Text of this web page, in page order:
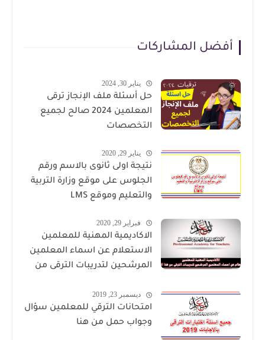
أفضل المشاركات
يناير 30, 2024
حل أسئلة ملف الإنجاز ترقى
المعلمين 2024 صالح لجميع
التخصصات
يناير 29, 2020
نتيجة اولى ثانوى بالاسم ورقم
الجلوس على موقع وزارة التربية
والتعليم وموقع LMS
فبراير 29, 2020
الاكاديمية المهنية للمعلمين
الاستعلام عن اسماء المعلمين
المرشحين لتدريبات الترقى من
ديسمبر 23, 2019
امتحانات الترقي للمعلمين سؤال
وجواب حمل من هنا